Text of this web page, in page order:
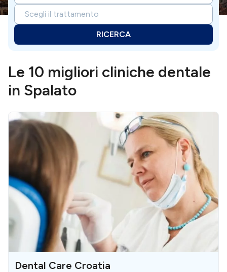
Scegli il trattamento
RICERCA
Le 10 migliori cliniche dentale
in Spalato
Dental Care Croatia